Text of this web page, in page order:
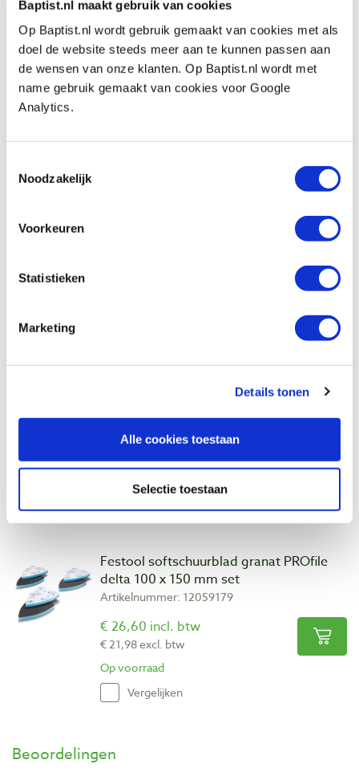
Baptist.nl maakt gebruik van cookies
Op Baptist.nl wordt gebruik gemaakt van cookies met als
doel de website steeds meer aan te kunnen passen aan
de wensen van onze klanten. Op Baptist.nl wordt met
name gebruik gemaakt van cookies voor Google
Analytics.
Noodzakelijk
Voorkeuren
Statistieken
Marketing
Details tonen
Alle cookies toestaan
Selectie toestaan
Festool schuurzool stickfix 100 x 150 mm
Artikelnummer: 10306340
€ 32,95 incl. btw
€ 27,23 excl. btw
delta 100 x 150 mm korrel 240 - 320
delta 100 x 150 mm korrel 500 - 600
Artikelnummer: 12059178
€ 26,60 incl. btw
€ 21,98 excl. btw
Op voorraad
Vergelijken
Festool softschuurblad granat PROfile
delta 100 x 150 mm set
Artikelnummer: 12059179
€ 26,60 incl. btw
€ 21,98 excl. btw
Op voorraad
Vergelijken
Beoordelingen